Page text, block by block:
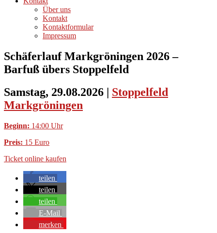
Über uns
Kontakt
Kontaktformular
Impressum
Schäferlauf Markgröningen 2026 –
Barfuß übers Stoppelfeld
Samstag, 29.08.2026 | Stoppelfeld
Markgröningen
Beginn: 14:00 Uhr
Preis: 15 Euro
Ticket online kaufen
teilen
teilen
teilen
E-Mail
merken